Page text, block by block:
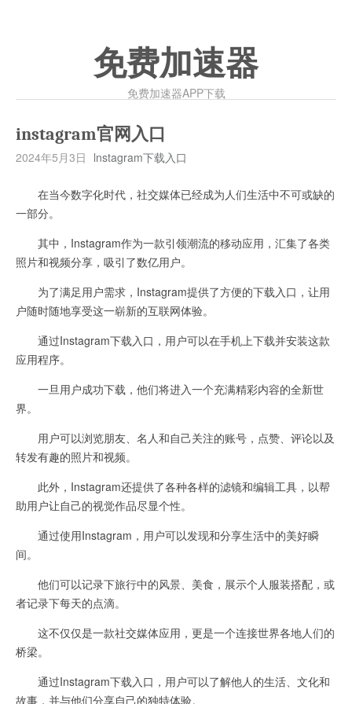
免费加速器
免费加速器APP下载
instagram官网入口
2024年5月3日 lnstagram下载入口
在当今数字化时代，社交媒体已经成为人们生活中不可或缺的
一部分。
其中，Instagram作为一款引领潮流的移动应用，汇集了各类
照片和视频分享，吸引了数亿用户。
为了满足用户需求，Instagram提供了方便的下载入口，让用
户随时随地享受这一崭新的互联网体验。
通过Instagram下载入口，用户可以在手机上下载并安装这款
应用程序。
一旦用户成功下载，他们将进入一个充满精彩内容的全新世
界。
用户可以浏览朋友、名人和自己关注的账号，点赞、评论以及
转发有趣的照片和视频。
此外，Instagram还提供了各种各样的滤镜和编辑工具，以帮
助用户让自己的视觉作品尽显个性。
通过使用Instagram，用户可以发现和分享生活中的美好瞬
间。
他们可以记录下旅行中的风景、美食，展示个人服装搭配，或
者记录下每天的点滴。
这不仅仅是一款社交媒体应用，更是一个连接世界各地人们的
桥梁。
通过Instagram下载入口，用户可以了解他人的生活、文化和
故事，并与他们分享自己的独特体验。